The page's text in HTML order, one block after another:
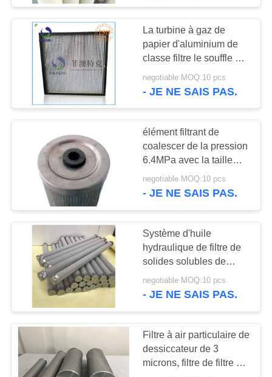
NOUVELLES
PLAN
DU
PRIVACY
POLICY
La turbine à gaz de
papier d'aluminium de
classe filtre le souffle de
tir en forme de boîte
d'ennemi de l'efficacité
negotiable MOQ:10 pcs
- JE NE SAIS PAS.
élément filtrant de
coalescer de la pression
6.4MPa avec la taille
adaptée aux besoins du
client par joint en feutre
negotiable MOQ:10 pcs
- JE NE SAIS PAS.
Système d'huile
hydraulique de filtre de
solides solubles de
lubrification marine de
bateau pour les filtres
automatiques
negotiable MOQ:10 pcs
- JE NE SAIS PAS.
Filtre à air particulaire de
dessiccateur de 3
microns, filtre de filtre à